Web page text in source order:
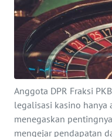
Anggota DPR Fraksi
legalisasi kasino hanya
menegaskan
mengejar pendapatan
KESEHATAN
INTERNASIONAL
SERBA-SERBI
PENDIDIKAN